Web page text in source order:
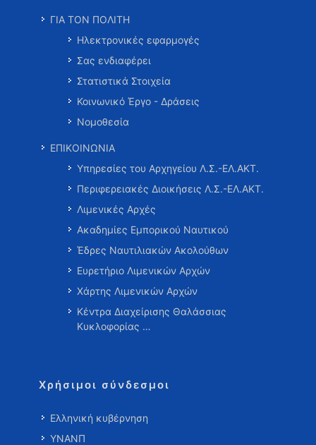
ΓΙΑ ΤΟΝ ΠΟΛΙΤΗ
Ηλεκτρονικές εφαρμογές
Σας ενδιαφέρει
Στατιστικά Στοιχεία
Κοινωνικό Έργο - Δράσεις
Νομοθεσία
ΕΠΙΚΟΙΝΩΝΙΑ
Υπηρεσίες του Αρχηγείου Λ.Σ.-ΕΛ.ΑΚΤ.
Περιφερειακές Διοικήσεις Λ.Σ.-ΕΛ.ΑΚΤ.
Λιμενικές Αρχές
Ακαδημίες Εμπορικού Ναυτικού
Έδρες Ναυτιλιακών Ακολούθων
Ευρετήριο Λιμενικών Αρχών
Χάρτης Λιμενικών Αρχών
Κέντρα Διαχείρισης Θαλάσσιας
Κυκλοφορίας …
Χρήσιμοι σύνδεσμοι
Ελληνική κυβέρνηση
ΥΝΑΝΠ